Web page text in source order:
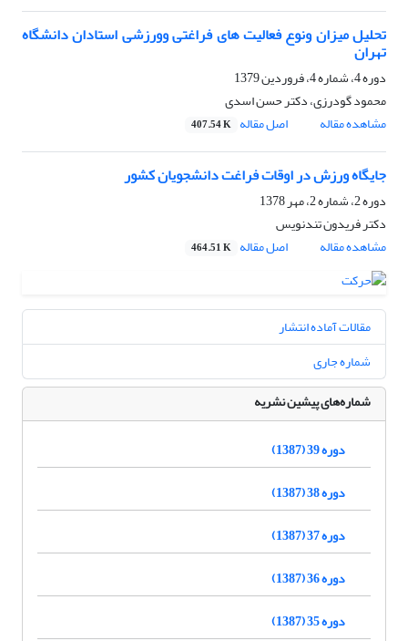
تحلیل میزان ونوع فعالیت های فراغتی وورزشی استادان دانشگاه
تهران
دوره 4، شماره 4، فروردین 1379
محمود گودرزی، دکتر حسن اسدی
مشاهده مقاله
اصل مقاله 407.54 K
جایگاه ورزش در اوقات فراغت دانشجویان کشور
دوره 2، شماره 2، مهر 1378
دکتر فریدون تندنویس
مشاهده مقاله
اصل مقاله 464.51 K
مقالات آماده انتشار
شماره جاری
شماره‌های پیشین نشریه
دوره 39 (1387)
دوره 38 (1387)
دوره 37 (1387)
دوره 36 (1387)
دوره 35 (1387)